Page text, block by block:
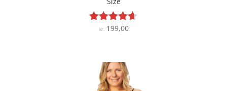
Vurderet
kr.199,00